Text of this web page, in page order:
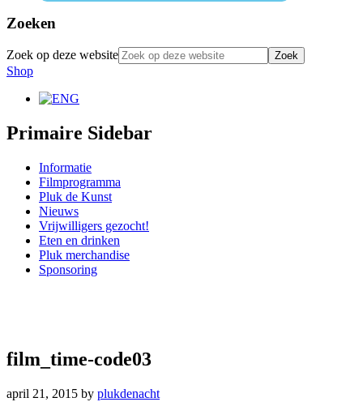
Zoeken
Zoek op deze website
Shop
Primaire Sidebar
Informatie
Filmprogramma
Pluk de Kunst
Nieuws
Vrijwilligers gezocht!
Eten en drinken
Pluk merchandise
Sponsoring
film_time-code03
april 21, 2015 by plukdenacht